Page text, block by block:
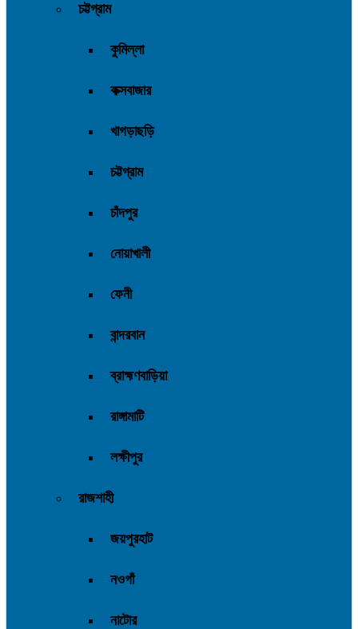
চট্টগ্রাম
কুমিল্লা
কক্সবাজার
খাগড়াছড়ি
চট্টগ্রাম
চাঁদপুর
নোয়াখালী
ফেনী
বান্দরবান
ব্রাহ্মণবাড়িয়া
রাঙ্গামাটি
লক্ষীপুর
রাজশাহী
জয়পুরহাট
নওগাঁ
নাটোর